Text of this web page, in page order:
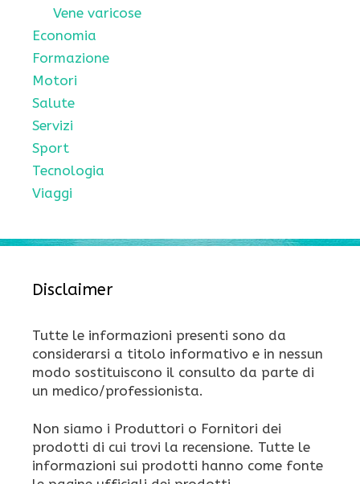
Vene varicose
Economia
Formazione
Motori
Salute
Servizi
Sport
Tecnologia
Viaggi
Disclaimer
Tutte le informazioni presenti sono da
considerarsi a titolo informativo e in nessun
modo sostituiscono il consulto da parte di
un medico/professionista.
Non siamo i Produttori o Fornitori dei
prodotti di cui trovi la recensione. Tutte le
informazioni sui prodotti hanno come fonte